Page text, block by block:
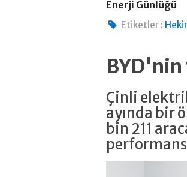
Enerji Günlüğü
Etiketler :
BYD'nin
Çinli
ayında bir
bin 211